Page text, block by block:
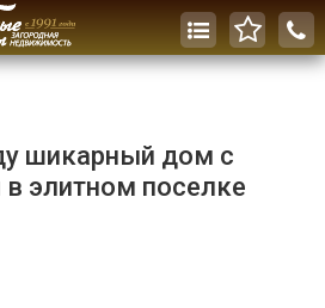
шикарный дом с
элитном поселке